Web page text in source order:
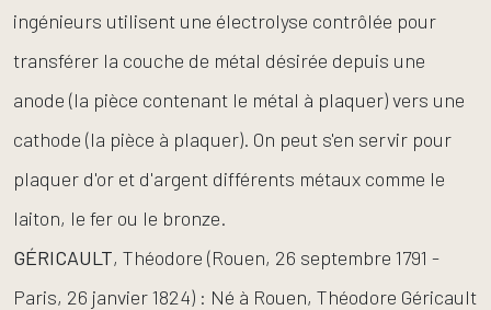
ingénieurs utilisent une électrolyse contrôlée pour
transférer la couche de métal désirée depuis une
anode (la pièce contenant le métal à plaquer) vers une
cathode (la pièce à plaquer). On peut s'en servir pour
plaquer d'or et d'argent différents métaux comme le
laiton, le fer ou le bronze.
GÉRICAULT, Théodore (Rouen, 26 septembre 1791 -
Paris, 26 janvier 1824) : Né à Rouen, Théodore Géricault